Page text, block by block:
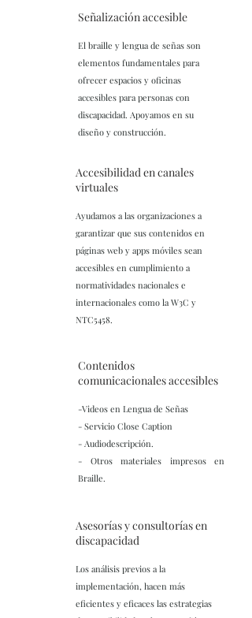
Señalización accesible
El braille y lengua de señas son
elementos fundamentales para
ofrecer espacios y oficinas
accesibles para personas con
discapacidad. Apoyamos en su
diseño y construcción.
Accesibilidad en canales
virtuales
Ayudamos a las organizaciones a
garantizar que sus contenidos en
páginas web y apps móviles sean
accesibles en cumplimiento a
normatividades nacionales e
internacionales como la W3C y
NTC5458.
Contenidos
comunicacionales accesibles
-Videos en Lengua de Señas
- Servicio Close Caption
- Audiodescripción.
- Otros materiales impresos en
Braille.
Asesorías y consultorías en
discapacidad
Los análisis previos a la
implementación, hacen más
eficientes y eficaces las estrategias